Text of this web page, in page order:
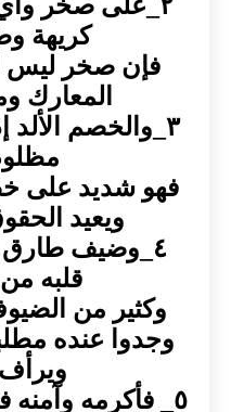
كريهة
فإن صخر ليس
المعارك
٣_والخصم
فهو شديد على
ويعيد
٤_وضيف
قلبه
وكثير من
وجدوا عنده
٥_ فأكرمه